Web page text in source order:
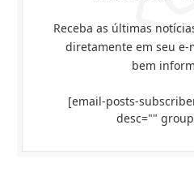
Receba as últimas
diretamente em seu
bem
[email-posts-
desc=""